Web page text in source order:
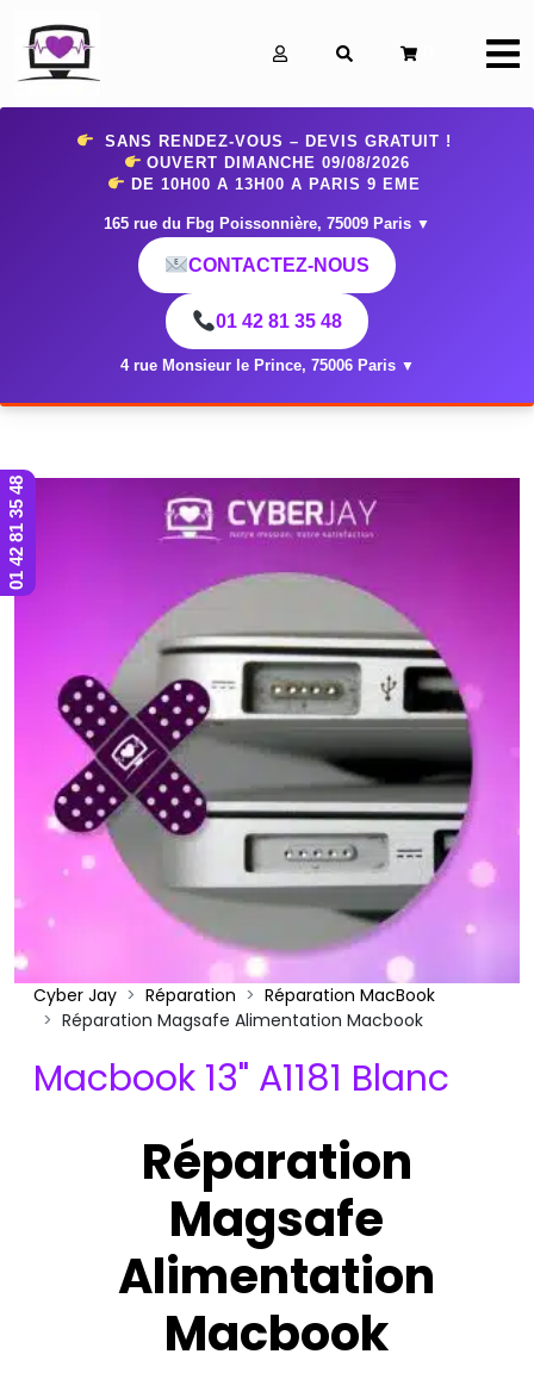
SANS RENDEZ-VOUS – DEVIS GRATUIT !
OUVERT DIMANCHE 09/08/2026
DE 10H00 A 13H00 A PARIS 9 EME
165 rue du Fbg Poissonnière, 75009 Paris ▼
CONTACTEZ-NOUS
01 42 81 35 48
4 rue Monsieur le Prince, 75006 Paris ▼
Cyber Jay Réparation
Réparation MacBook
Réparation Magsafe Alimentation Macbook
Macbook 13" A1181 Blanc
Réparation
Magsafe
Alimentation
Macbook
01 42 81 35 48